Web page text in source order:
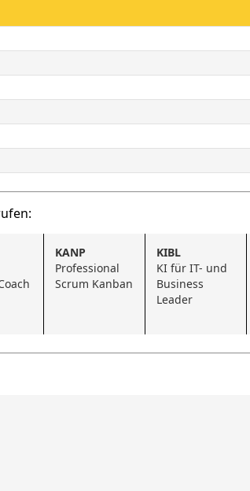
KANP
Professional
Scrum Kanban
KIBL
KI für IT- und
Business
Leader